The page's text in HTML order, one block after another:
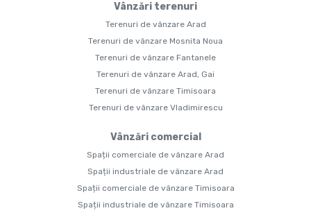
Vânzări terenuri
Terenuri de vânzare Arad
Terenuri de vânzare Mosnita Noua
Terenuri de vânzare Fantanele
Terenuri de vânzare Arad, Gai
Terenuri de vânzare Timisoara
Terenuri de vânzare Vladimirescu
Vânzări comercial
Spații comerciale de vânzare Arad
Spații industriale de vânzare Arad
Spații comerciale de vânzare Timisoara
Spații industriale de vânzare Timisoara